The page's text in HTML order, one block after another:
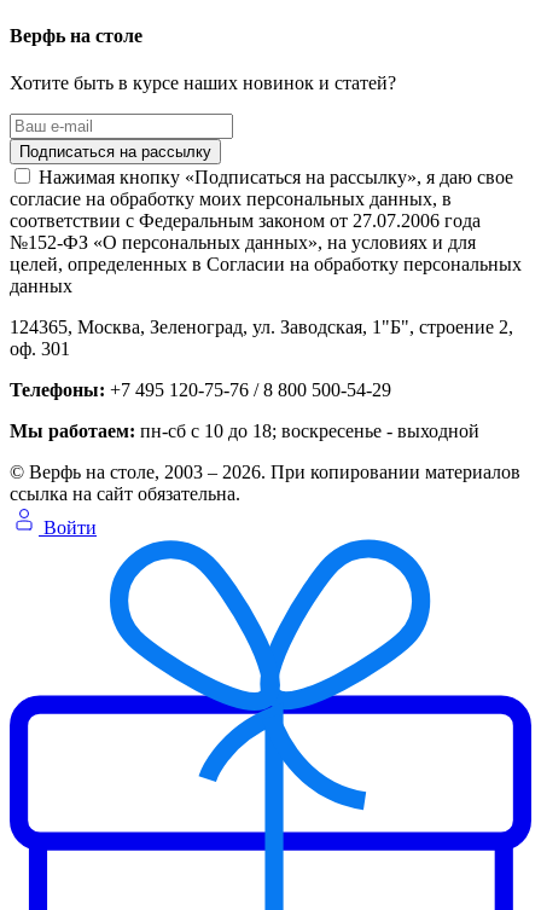
Верфь на столе
Хотите быть в курсе наших новинок и статей?
Нажимая кнопку «Подписаться на рассылку», я даю свое
согласие на обработку моих персональных данных, в
соответствии с Федеральным законом от 27.07.2006 года
№152-ФЗ «О персональных данных», на условиях и для
целей, определенных в Согласии на обработку персональных
данных
124365, Москва, Зеленоград, ул. Заводская, 1"Б", строение 2,
оф. 301
Телефоны: +7 495 120-75-76 / 8 800 500-54-29
Мы работаем: пн-сб с 10 до 18; воскресенье - выходной
© Верфь на столе, 2003 – 2026. При копировании материалов
ссылка на сайт обязательна.
Войти